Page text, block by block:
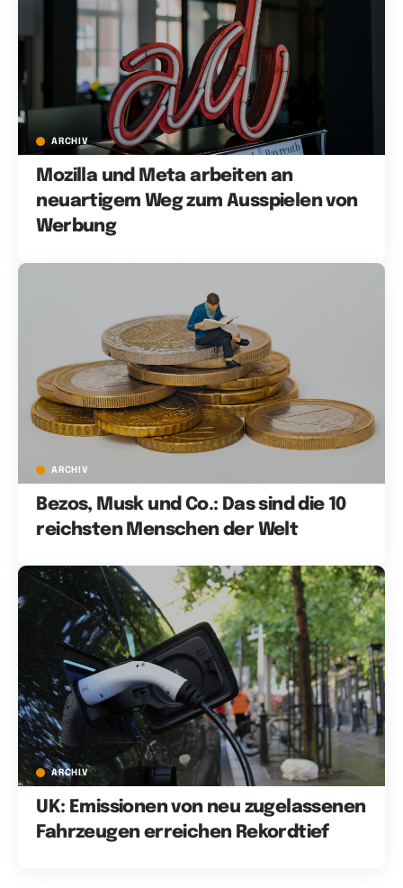
ARCHIV
Mozilla und Meta arbeiten an
neuartigem Weg zum Ausspielen von
Werbung
ARCHIV
Bezos, Musk und Co.: Das sind die 10
reichsten Menschen der Welt
ARCHIV
UK: Emissionen von neu zugelassenen
Fahrzeugen erreichen Rekordtief